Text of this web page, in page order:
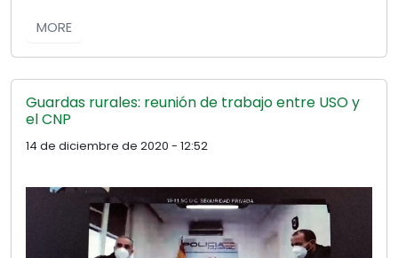
MORE
Guardas rurales: reunión de trabajo entre USO y
el CNP
14 de diciembre de 2020 - 12:52